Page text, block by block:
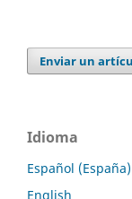
Enviar un
Idioma
Español (España)
English